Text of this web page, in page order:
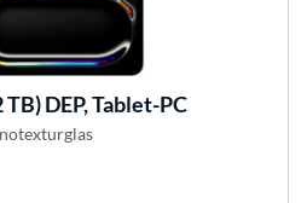
DEP, Tablet-PC